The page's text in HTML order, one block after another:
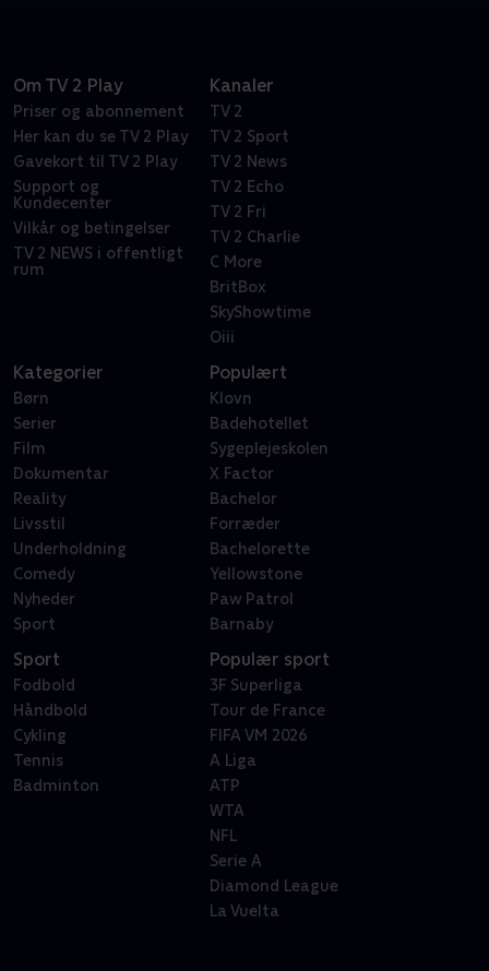
Om TV 2 Play
Priser og abonnement
Her kan du se TV 2 Play
Gavekort til TV 2 Play
Support og
Kundecenter
Vilkår og betingelser
TV 2 NEWS i offentligt
rum
Kanaler
TV 2
TV 2 Sport
TV 2 News
TV 2 Echo
TV 2 Fri
TV 2 Charlie
C More
BritBox
SkyShowtime
Oiii
Kategorier
Børn
Serier
Film
Dokumentar
Reality
Livsstil
Underholdning
Comedy
Nyheder
Sport
Populært
Klovn
Badehotellet
Sygeplejeskolen
X Factor
Bachelor
Forræder
Bachelorette
Yellowstone
Paw Patrol
Barnaby
Sport
Fodbold
Håndbold
Cykling
Tennis
Badminton
Populær sport
3F Superliga
Tour de France
FIFA VM 2026
A Liga
ATP
WTA
NFL
Serie A
Diamond League
La Vuelta